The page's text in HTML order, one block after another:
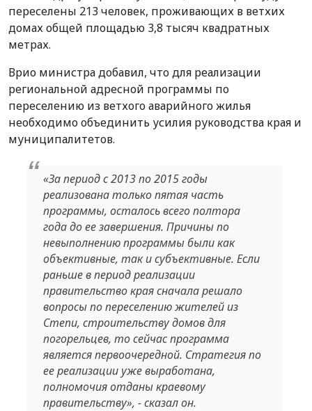
переселены 213 человек, проживающих в ветхих
домах общей площадью 3,8 тысяч квадратных
метрах.
Врио министра добавил, что для реализации
региональной адресной программы по
переселению из ветхого аварийного жилья
необходимо объединить усилия руководства края и
муниципалитетов.
«За период с 2013 по 2015 годы
реализована только пятая часть
программы, осталось всего полтора
года до ее завершения. Причины по
невыполнению программы были как
объективные, так и субъективные. Если
раньше в период реализации
правительство края сначала решало
вопросы по переселению жителей из
Степи, строительству домов для
погорельцев, то сейчас программа
является первоочередной. Стратегия по
ее реализации уже выработана,
полномочия отданы краевому
правительству», - сказал он.